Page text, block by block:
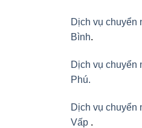
Dịch vụ chuyển
Bình.
Dịch vụ chuyển
Phú.
Dịch vụ chuyển
Vấp .